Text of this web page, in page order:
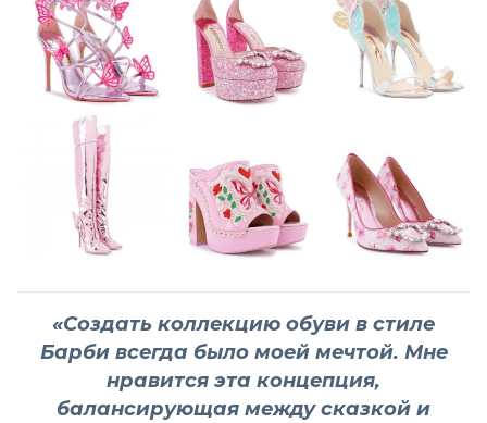
«Создать коллекцию обуви в стиле
Барби всегда было моей мечтой. Мне
нравится эта концепция,
балансирующая между сказкой и